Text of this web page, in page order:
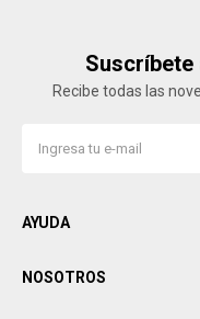
Recibe todas las
AYUDA
NOSOTROS